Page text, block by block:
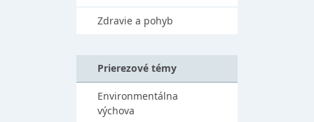
Zdravie a pohyb
Prierezové témy
Environmentálna
výchova